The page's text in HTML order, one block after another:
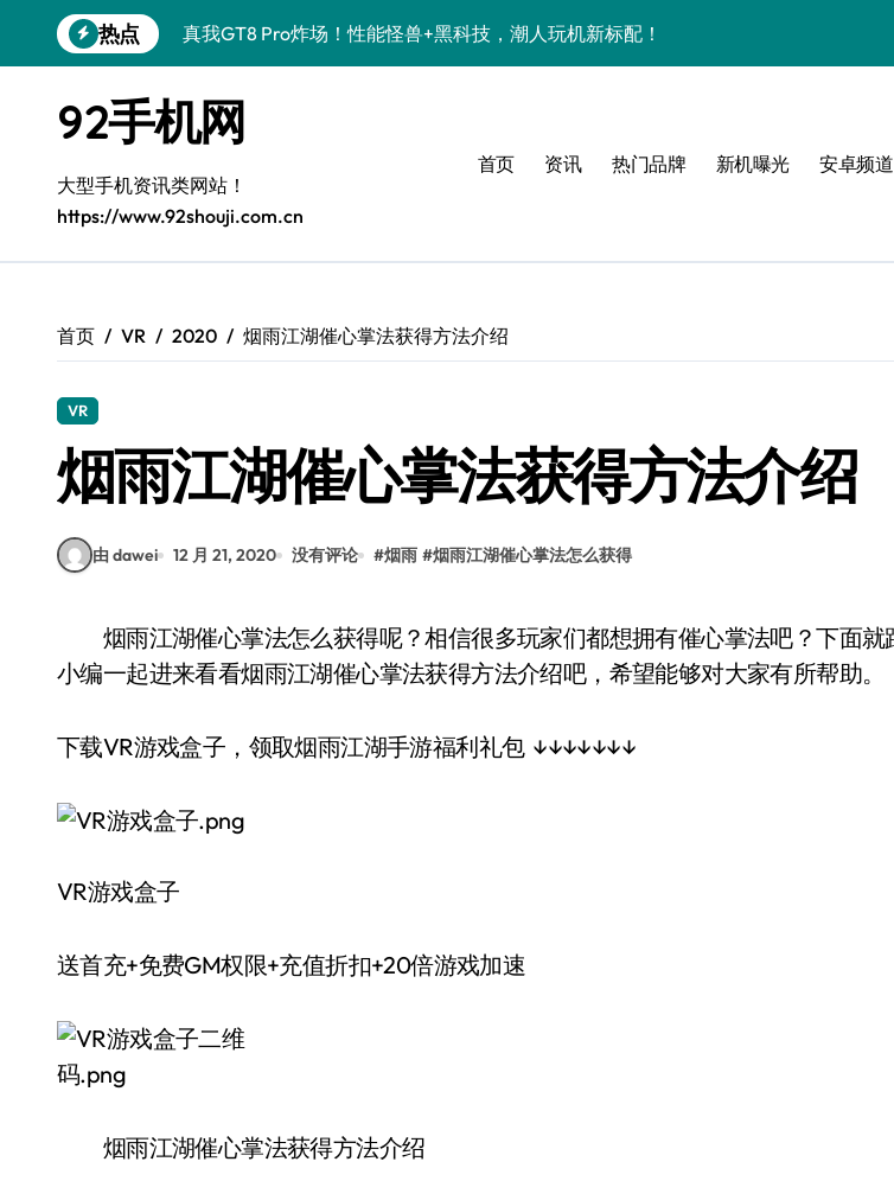
到
热点
真我GT8 Pro炸场！性能怪兽+黑科技，潮人玩机新标配！
荣耀500 Pro携手MOLLY来袭！潮人必看玩机秘籍大公开
vivo S50 Pro mini来袭！小屏旗舰，潮人必备新宠速览！
REDMI K90炸场来袭！性能怪兽+黑科技配置全揭秘
荣耀ROBOT PHONE炸场！手机一握，智能资讯全收割！
iPhone 17e炸场来袭！性能配置大升级，潮人速来围观！
荣耀WIN资讯秒速get，手机管家加持潮人玩机快人一步！
92手机网
大型手机资讯类网站！
https://www.92shouji.com.cn
首页 资讯 热门品牌 新机曝光 安卓频道
首页 VR 2020 烟雨江湖催心掌法获得方法介绍
VR
烟雨江湖催心掌法获得方法介绍
由 dawei 12 月 21, 2020 没有评论 #烟雨 #烟雨江湖催心掌法怎么获得
烟雨江湖催心掌法怎么获得呢？相信很多玩家们都想拥有催心掌法吧？下面就跟随VR之家的
小编一起进来看看烟雨江湖催心掌法获得方法介绍吧，希望能够对大家有所帮助。
下载VR游戏盒子，领取烟雨江湖手游福利礼包 ↓↓↓↓↓↓↓
VR游戏盒子
送首充+免费GM权限+充值折扣+20倍游戏加速
烟雨江湖催心掌法获得方法介绍